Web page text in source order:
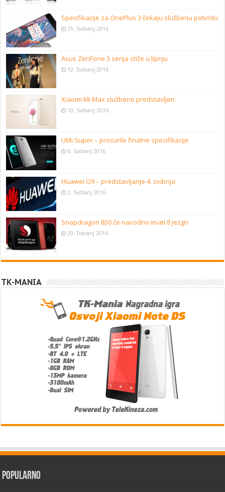
Specifikacije za OnePlus 3 čekaju službenu potvrdu
25. Svibanj 2016
Asus ZenFone 3 serija stiže u lipnju
12. Svibanj 2016
Xiaomi Mi Max službeno predstavljen
10. Svibanj 2016
UMi Super – procurile finalne specifikacije
6. Svibanj 2016
Huawei G9 – predstavljanje 4. svibnja
2. Svibanj 2016
Snapdragon 830 će navodno imati 8 jezgri
29. Travanj 2016
TK-MANIA
Popularno